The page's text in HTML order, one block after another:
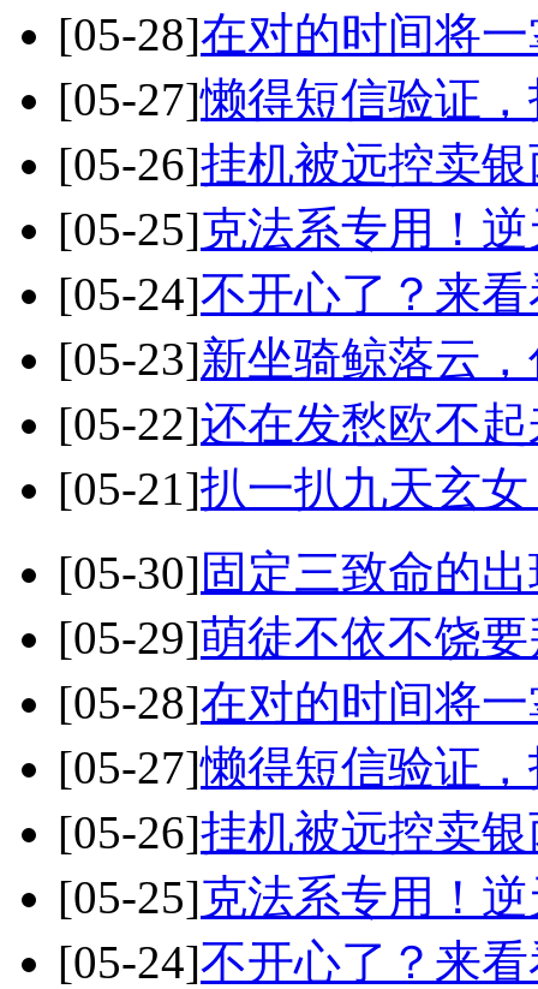
[05-28]在对的时间将
[05-27]懒得短信验证
[05-26]挂机被远控卖
[05-25]克法系专用！
[05-24]不开心了？来
[05-23]新坐骑鲸落云
[05-22]还在发愁欧不
[05-21]扒一扒九天玄
[05-30]固定三致命的
[05-29]萌徒不依不饶
[05-28]在对的时间将
[05-27]懒得短信验证
[05-26]挂机被远控卖
[05-25]克法系专用！
[05-24]不开心了？来